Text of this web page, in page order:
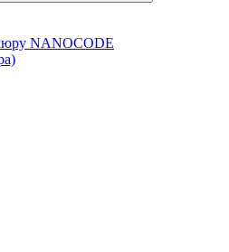
NANOCODE